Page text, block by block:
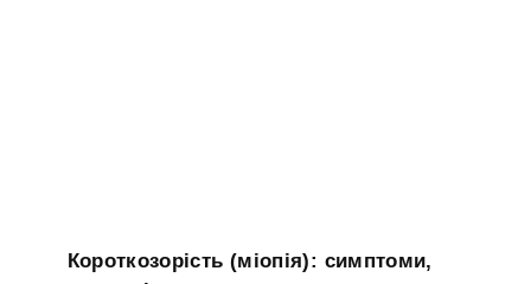
Короткозорість (міопія): симптоми,